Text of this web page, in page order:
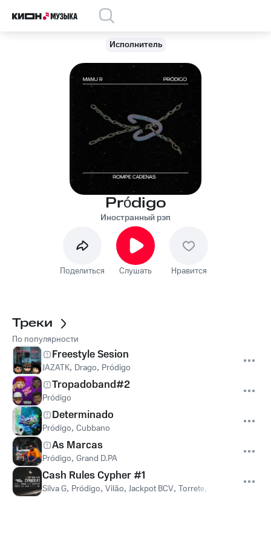
Исполнитель
Pródigo
Иностранный рэп
Поделиться Слушать Нравится
Треки
По популярности
Freestyle Sesion
JAZATK, Drago, Pródigo
Tropadoband#2
Pródigo
Determinado
Pródigo, Cubbano
As Marcas
Pródigo, Grand D.PA
Cash Rules Cypher #1
Silva G, Pródigo, Vilão, Jackpot BCV, Torrete,